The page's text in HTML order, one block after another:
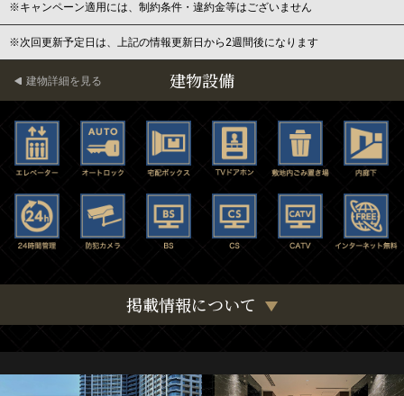
※キャンペーン適用には、制約条件・違約金等はございません
※次回更新予定日は、上記の情報更新日から2週間後になります
建物設備
建物詳細を見る
掲載情報について